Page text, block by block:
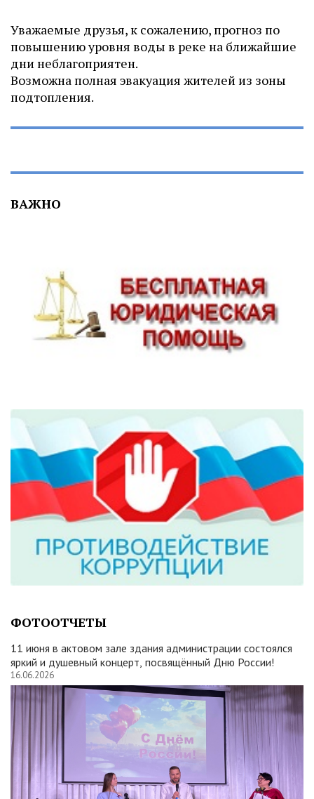
Уважаемые друзья, к сожалению, прогноз по
повышению уровня воды в реке на ближайшие
дни неблагоприятен.
Возможна полная эвакуация жителей из зоны
подтопления.
ВАЖНО
ФОТООТЧЕТЫ
11 июня в актовом зале здания администрации состоялся
яркий и душевный концерт, посвящённый Дню России!
16.06.2026